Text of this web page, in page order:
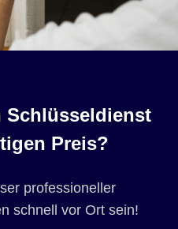
Schlüsseldienst
Preis?
professioneller
schnell vor Ort sein!